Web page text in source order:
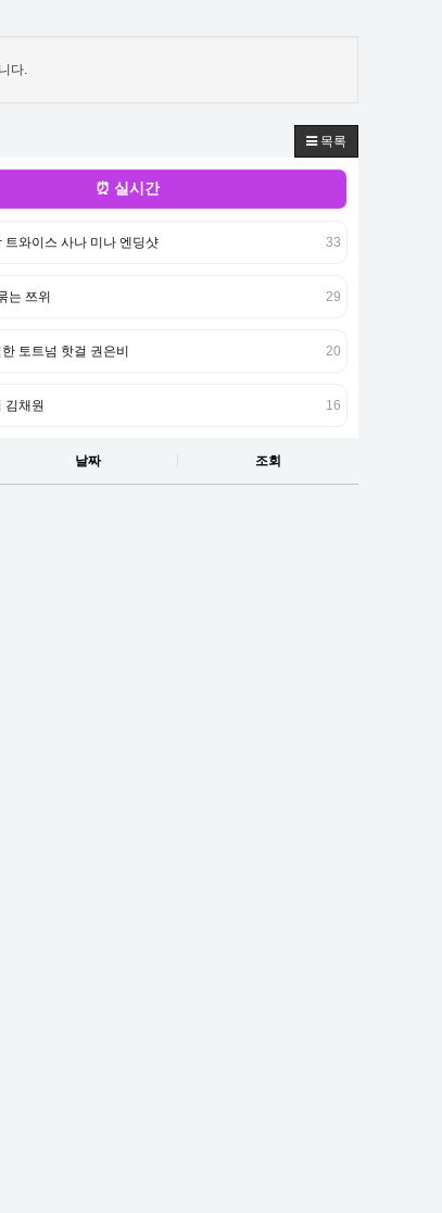
다.
목록
⏰ 실시간
트와이스 사나 미나 엔딩샷 33
는 쯔위 29
토트넘 핫걸 권은비 20
김채원 16
날짜 조회